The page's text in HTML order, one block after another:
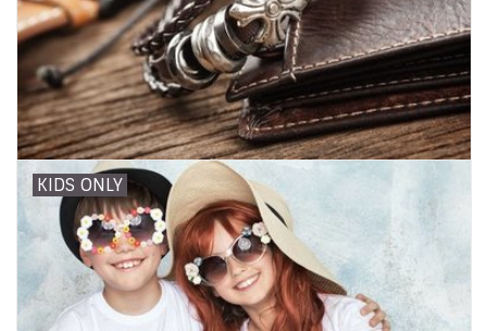
INSPIRATIE
SALE
Blog
KIDS ONLY